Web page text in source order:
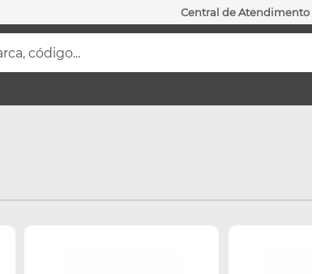
Central de Atendimento
código...